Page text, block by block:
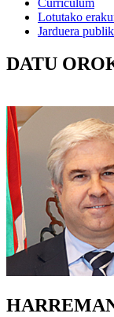
Lotutako
Jarduera
DATU